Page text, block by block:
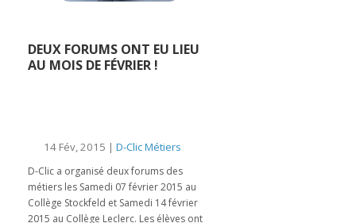
DEUX FORUMS ONT EU LIEU
AU MOIS DE FÉVRIER !
14 Fév, 2015 | D-Clic Métiers
D-Clic a organisé deux forums des
métiers les Samedi 07 février 2015 au
Collège Stockfeld et Samedi 14 février
2015 au Collège Leclerc. Les élèves ont